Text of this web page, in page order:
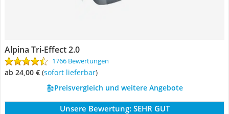
Alpina Tri-Effect 2.0
1766 Bewertungen
ab 24,00 € ( Sofort lieferbar)
Preisvergleich und weitere Angebote
Unsere Bewertung: SEHR GUT